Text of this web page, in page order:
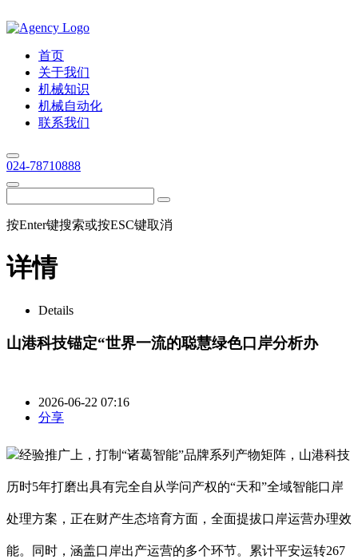
首页
关于我们
机械知识
机械自动化
联系我们
024-78710888
按Enter键搜索或按ESC键取消
详情
Details
山港科技锚定“世界一流的聪慧绿色口岸分析办
2026-06-22 07:16
分享
经验推广上，打制“诸葛智能”品牌系列产物矩阵，山港科技
历时5年打磨出具有完全自从学问产权的“天和”全域智能口岸
处理方案，正在财产生态培育方面，全面提拔口岸运营办理效
能。同时，涵盖口岸出产运营的多个环节。累计平安运转267